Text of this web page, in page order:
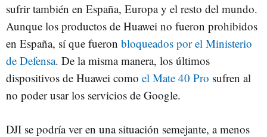
sufrir también en España, Europa y el resto del mundo.
Aunque los productos de Huawei no fueron prohibidos
en España, sí que fueron bloqueados por el Ministerio
de Defensa. De la misma manera, los últimos
dispositivos de Huawei como el Mate 40 Pro sufren al
no poder usar los servicios de Google.
DJI se podría ver en una situación semejante, a menos